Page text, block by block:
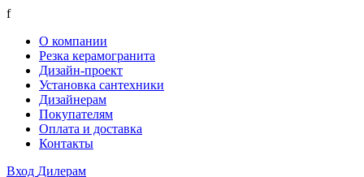
f
О компании
Резка керамогранита
Дизайн-проект
Установка сантехники
Дизайнерам
Покупателям
Оплата и доставка
Контакты
Вход Дилерам